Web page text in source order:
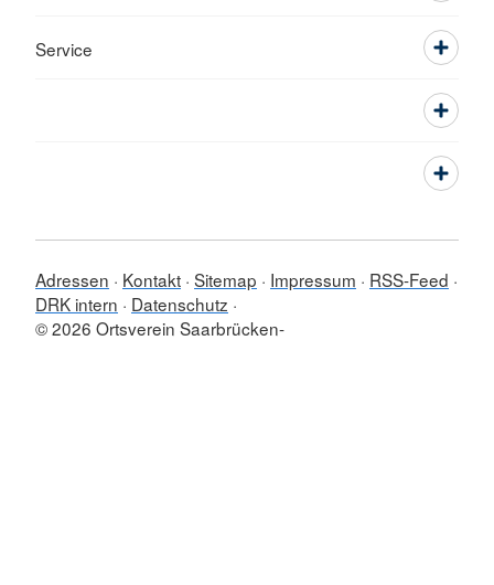
Service
Adressen Kontakt Sitemap Impressum
RSS-Feed
DRK intern
Datenschutz
© 2026 Ortsverein Saarbrücken-